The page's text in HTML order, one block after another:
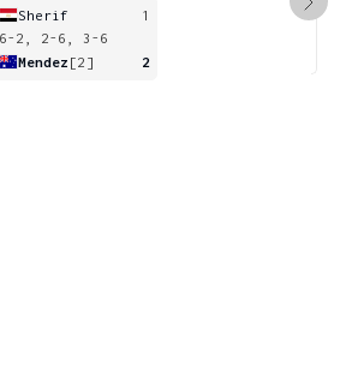
Sherif
1
6-2, 2-6, 3-6
Mendez [2] 2